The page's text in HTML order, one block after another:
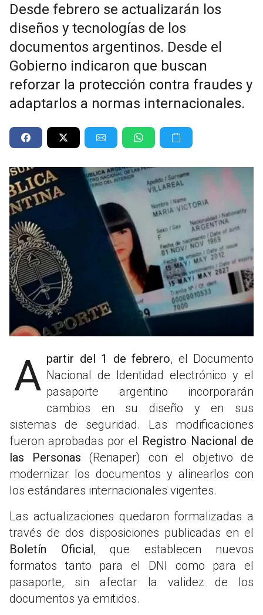
Desde febrero se actualizarán los
diseños y tecnologías de los
documentos argentinos. Desde el
Gobierno indicaron que buscan
reforzar la protección contra fraudes y
adaptarlos a normas internacionales.
A partir del 1 de febrero, el Documento
Nacional de Identidad electrónico y el
pasaporte argentino incorporarán
cambios en su diseño y en sus
sistemas de seguridad. Las modificaciones
fueron aprobadas por el Registro Nacional de
las Personas (Renaper) con el objetivo de
modernizar los documentos y alinearlos con
los estándares internacionales vigentes.
Las actualizaciones quedaron formalizadas a
través de dos disposiciones publicadas en el
Boletín Oficial, que establecen nuevos
formatos tanto para el DNI como para el
pasaporte, sin afectar la validez de los
documentos ya emitidos.